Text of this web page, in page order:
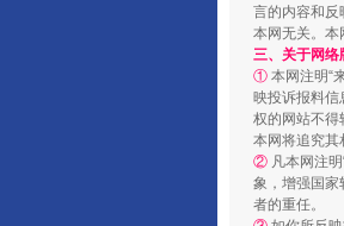
国
言的内容和反
本网无关。本
三、关于网络
① 本网注明“
映投诉报料
权的网站不得
本网将追究其
② 凡本网注
象，增强国家
者的重任。